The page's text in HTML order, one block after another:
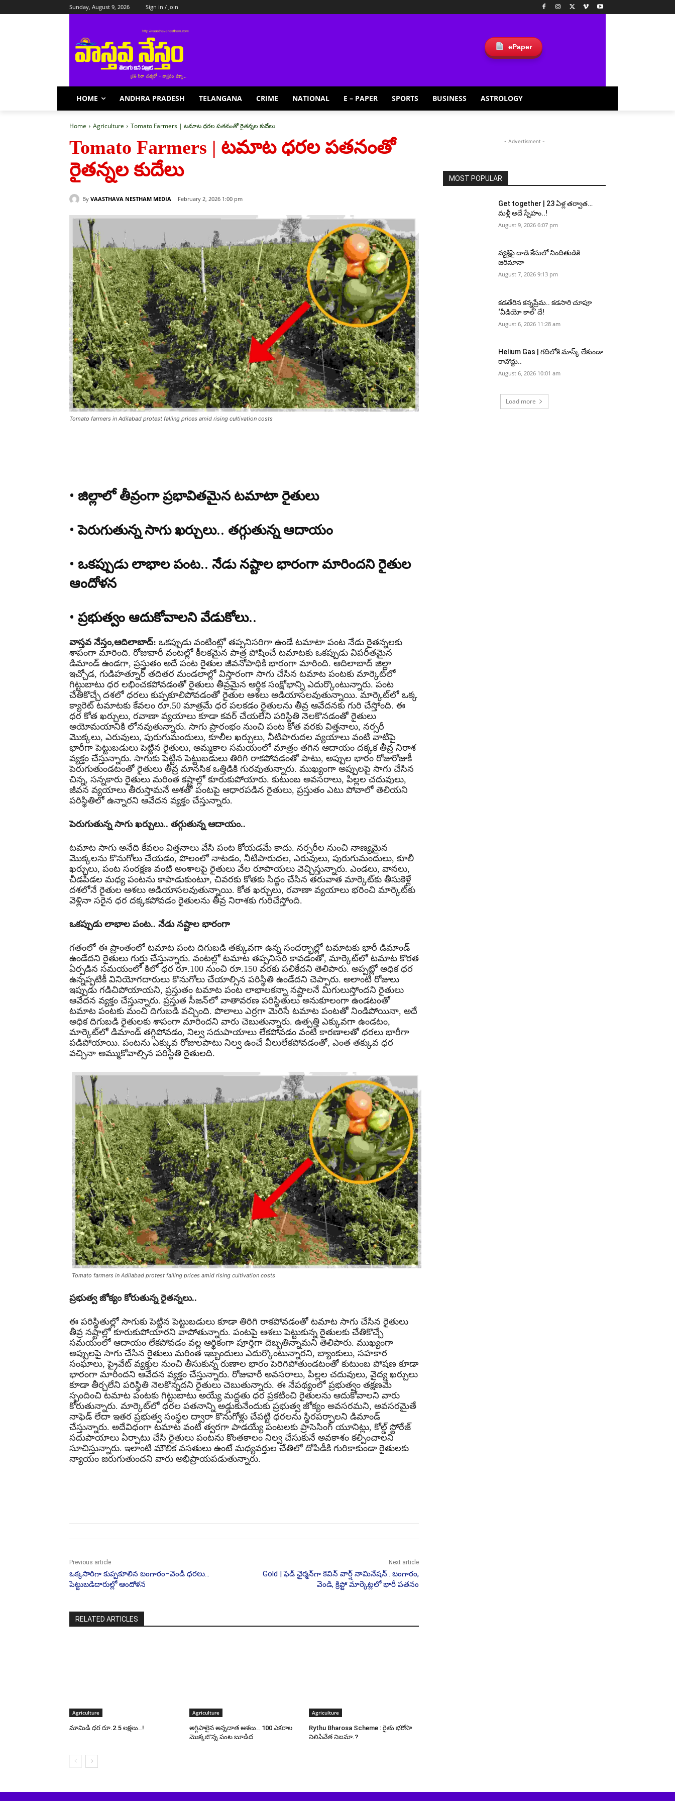
Sunday, August 9, 2026 Sign in / Join
ePaper
HOME ANDHRA PRADESH TELANGANA CRIME NATIONAL E – PAPER SPORTS BUSINESS ASTROLOGY
Home Agriculture Tomato Farmers | టమాట ధరల పతనంతో రైతన్నల కుదేలు
Tomato Farmers | టమాట ధరల పతనంతో
రైతన్నల కుదేలు
By VAASTHAVA NESTHAM MEDIA February 2, 2026 1:00 pm
Tomato farmers in Adilabad protest falling prices amid rising cultivation costs
• జిల్లాలో తీవ్రంగా ప్రభావితమైన టమాటా రైతులు
• పెరుగుతున్న సాగు ఖర్చులు.. తగ్గుతున్న ఆదాయం
• ఒకప్పుడు లాభాల పంట.. నేడు నష్టాల భారంగా మారిందని రైతుల
ఆందోళన
• ప్రభుత్వం ఆదుకోవాలని వేడుకోలు..
వాస్తవ నేస్తం,ఆదిలాబాద్: ఒకప్పుడు వంటింట్లో తప్పనిసరిగా ఉండే టమాటా పంట నేడు రైతన్నలకు
శాపంగా మారింది. రోజువారీ వంటల్లో కీలకమైన పాత్ర పోషించే టమాటకు ఒకప్పుడు విపరీతమైన
డిమాండ్ ఉండగా, ప్రస్తుతం అదే పంట రైతుల జీవనోపాధికి భారంగా మారింది. ఆదిలాబాద్ జిల్లా
ఇచ్చోడ, గుడిహత్నూర్ తదితర మండలాల్లో విస్తారంగా సాగు చేసిన టమాట పంటకు మార్కెట్‌లో
గిట్టుబాటు ధర లభించకపోవడంతో రైతులు తీవ్రమైన ఆర్థిక సంక్షోభాన్ని ఎదుర్కొంటున్నారు. పంట
చేతికొచ్చే దశలో ధరలు కుప్పకూలిపోవడంతో రైతుల ఆశలు అడియాసలవుతున్నాయి. మార్కెట్‌లో ఒక్క
క్యారెట్ టమాటకు కేవలం రూ.50 మాత్రమే ధర పలకడం రైతులను తీవ్ర ఆవేదనకు గురి చేస్తోంది. ఈ
ధర కోత ఖర్చులు, రవాణా వ్యయాలు కూడా కవర్ చేయలేని పరిస్థితి నెలకొనడంతో రైతులు
అయోమయానికి లోనవుతున్నారు. సాగు ప్రారంభం నుంచి పంట కోత వరకు విత్తనాలు, నర్సరీ
మొక్కలు, ఎరువులు, పురుగుమందులు, కూలీల ఖర్చులు, నీటిపారుదల వ్యయాలు వంటి వాటిపై
భారీగా పెట్టుబడులు పెట్టిన రైతులు, అమ్మకాల సమయంలో మాత్రం తగిన ఆదాయం దక్కక తీవ్ర నిరాశ
వ్యక్తం చేస్తున్నారు. సాగుకు పెట్టిన పెట్టుబడులు తిరిగి రాకపోవడంతో పాటు, అప్పుల భారం రోజురోజుకీ
పెరుగుతుండటంతో రైతులు తీవ్ర మానసిక ఒత్తిడికి గురవుతున్నారు. ముఖ్యంగా అప్పులపై సాగు చేసిన
చిన్న, సన్నకారు రైతులు మరింత కష్టాల్లో కూరుకుపోయారు. కుటుంబ అవసరాలు, పిల్లల చదువులు,
జీవన వ్యయాలు తీరుస్తామనే ఆశతో పంటపై ఆధారపడిన రైతులు, ప్రస్తుతం ఎటు పోవాలో తెలియని
పరిస్థితిలో ఉన్నారని ఆవేదన వ్యక్తం చేస్తున్నారు.
పెరుగుతున్న సాగు ఖర్చులు.. తగ్గుతున్న ఆదాయం..
టమాట సాగు అనేది కేవలం విత్తనాలు వేసి పంట కోయడమే కాదు. నర్సరీల నుంచి నాణ్యమైన
మొక్కలను కొనుగోలు చేయడం, పొలంలో నాటడం, నీటిపారుదల, ఎరువులు, పురుగుమందులు, కూలీ
ఖర్చులు, పంట సంరక్షణ వంటి అంశాలపై రైతులు వేల రూపాయలు వెచ్చిస్తున్నారు. ఎండలు, వానలు,
చీడపీడల మధ్య పంటను కాపాడుకుంటూ, చివరకు కోతకు సిద్ధం చేసిన తరువాత మార్కెట్‌కు తీసుకెళ్లే
దశలోనే రైతుల ఆశలు అడియాసలవుతున్నాయి. కోత ఖర్చులు, రవాణా వ్యయాలు భరించి మార్కెట్‌కు
వెళ్లినా సరైన ధర దక్కకపోవడం రైతులను తీవ్ర నిరాశకు గురిచేస్తోంది.
ఒకప్పుడు లాభాల పంట.. నేడు నష్టాల భారంగా
గతంలో ఈ ప్రాంతంలో టమాట పంట దిగుబడి తక్కువగా ఉన్న సందర్భాల్లో టమాటకు భారీ డిమాండ్
ఉండేదని రైతులు గుర్తు చేస్తున్నారు. వంటల్లో టమాట తప్పనిసరి కావడంతో, మార్కెట్‌లో టమాట కొరత
ఏర్పడిన సమయంలో కిలో ధర రూ.100 నుంచి రూ.150 వరకు పలికేదని తెలిపారు. అప్పట్లో అధిక ధర
ఉన్నప్పటికీ వినియోగదారులు కొనుగోలు చేయాల్సిన పరిస్థితి ఉండేదని చెప్పారు. అలాంటి రోజులు
ఇప్పుడు గడిచిపోయాయని, ప్రస్తుతం టమాట పంట లాభాలకన్నా నష్టాలనే మిగులుస్తోందని రైతులు
ఆవేదన వ్యక్తం చేస్తున్నారు. ప్రస్తుత సీజన్‌లో వాతావరణ పరిస్థితులు అనుకూలంగా ఉండటంతో
టమాట పంటకు మంచి దిగుబడి వచ్చింది. పొలాలు ఎర్రగా మెరిసే టమాట పంటతో నిండిపోయినా, అదే
అధిక దిగుబడి రైతులకు శాపంగా మారిందని వారు చెబుతున్నారు. ఉత్పత్తి ఎక్కువగా ఉండటం,
మార్కెట్‌లో డిమాండ్ తగ్గిపోవడం, నిల్వ సదుపాయాలు లేకపోవడం వంటి కారణాలతో ధరలు భారీగా
పడిపోయాయి. పంటను ఎక్కువ రోజులపాటు నిల్వ ఉంచే వీలులేకపోవడంతో, ఎంత తక్కువ ధర
వచ్చినా అమ్ముకోవాల్సిన పరిస్థితి రైతులది.
Tomato farmers in Adilabad protest falling prices amid rising cultivation costs
ప్రభుత్వ జోక్యం కోరుతున్న రైతన్నలు..
ఈ పరిస్థితుల్లో సాగుకు పెట్టిన పెట్టుబడులు కూడా తిరిగి రాకపోవడంతో టమాట సాగు చేసిన రైతులు
తీవ్ర నష్టాల్లో కూరుకుపోయారని వాపోతున్నారు. పంటపై ఆశలు పెట్టుకున్న రైతులకు చేతికొచ్చే
సమయంలో ఆదాయం లేకపోవడం వల్ల ఆర్థికంగా పూర్తిగా దెబ్బతిన్నామని తెలిపారు. ముఖ్యంగా
అప్పులపై సాగు చేసిన రైతులు మరింత ఇబ్బందులు ఎదుర్కొంటున్నారని, బ్యాంకులు, సహకార
సంఘాలు, ప్రైవేట్ వ్యక్తుల నుంచి తీసుకున్న రుణాల భారం పెరిగిపోతుండటంతో కుటుంబ పోషణ కూడా
భారంగా మారిందని ఆవేదన వ్యక్తం చేస్తున్నారు. రోజువారీ అవసరాలు, పిల్లల చదువులు, వైద్య ఖర్చులు
కూడా తీర్చలేని పరిస్థితి నెలకొన్నదని రైతులు చెబుతున్నారు. ఈ నేపథ్యంలో ప్రభుత్వం తక్షణమే
స్పందించి టమాట పంటకు గిట్టుబాటు అయ్యే మద్దతు ధర ప్రకటించి రైతులను ఆదుకోవాలని వారు
కోరుతున్నారు. మార్కెట్‌లో ధరల పతనాన్ని అడ్డుకునేందుకు ప్రభుత్వ జోక్యం అవసరమని, అవసరమైతే
నాఫెడ్ లేదా ఇతర ప్రభుత్వ సంస్థల ద్వారా కొనుగోళ్లు చేపట్టి ధరలను స్థిరపర్చాలని డిమాండ్
చేస్తున్నారు. అదేవిధంగా టమాట వంటి త్వరగా పాడయ్యే పంటలకు ప్రాసెసింగ్ యూనిట్లు, కోల్డ్ స్టోరేజ్
సదుపాయాలు ఏర్పాటు చేసి రైతులు పంటను కొంతకాలం నిల్వ చేసుకునే అవకాశం కల్పించాలని
సూచిస్తున్నారు. ఇలాంటి మౌలిక వసతులు ఉంటే మధ్యవర్తుల చేతిలో దోపిడీకి గురికాకుండా రైతులకు
న్యాయం జరుగుతుందని వారు అభిప్రాయపడుతున్నారు.
Previous article
ఒక్కసారిగా కుప్పకూలిన బంగారం–వెండి ధరలు…
పెట్టుబడిదారుల్లో ఆందోళన
Next article
Gold | ఫెడ్ ఛైర్మన్‌గా కెవిన్ వార్ష్ నామినేషన్.. బంగారం,
వెండి, క్రిప్టో మార్కెట్లలో భారీ పతనం
RELATED ARTICLES
Agriculture
మామిడి ధర రూ.2.5 లక్షలు..!
Agriculture
అగ్గిపాలైన అన్నదాత ఆశలు.. 100 ఎకరాల
మొక్కజొన్న పంట బూడిద
Agriculture
Rythu Bharosa Scheme : రైతు భరోసా
నిలిపివేత నిజమా.?
- Advertisment -
MOST POPULAR
Get together | 23 ఏళ్ల తర్వాత…
మళ్లీ అదే స్నేహం..!
August 9, 2026 6:07 pm
వ్యక్తిపై దాడి కేసులో నిందితుడికి
జరిమానా
August 7, 2026 9:13 pm
కడతేరిన కన్నప్రేమ.. కడసారి చూపూ
‘వీడియో కాల్’ దే!
August 6, 2026 11:28 am
Helium Gas | గదిలోకి మాస్క్ లేకుండా
రావొద్దు..
August 6, 2026 10:01 am
Load more